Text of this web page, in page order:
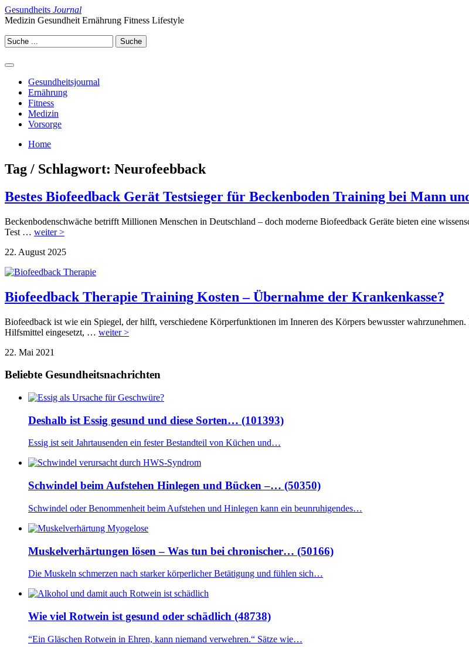
Gesundheits Journal
Medizin Gesundheit Ernährung Fitness Lifestyle
Gesundheitsjournal
Ernährung
Fitness
Medizin
Vorsorge
Home
Tag / Schlagwort: Neurofeebback
Bestes Biofeedback Gerät Testsieger für Beckenboden Training bei Mann
Beckenbodenschwäche betrifft Millionen Menschen in Deutschland – doch moderne Biofeedback Geräte bieten eine
Test … weiter >
22. August 2025
Biofeedback Therapie Training Kosten – Übernahme der Krankenkasse?
Biofeedback ist wie ein Spiegel, der hilft, verschiedene Körperfunktionen im Inneren des Körpers bewusster
Hilfsmittel eingesetzt, … weiter >
22. Mai 2021
Beliebte Gesundheitsnachrichten
Deshalb ist Essig gesund und diese Sorten… (101393)
Essig ist seit Jahrtausenden ein fester Bestandteil von Küchen und…
Schwindel beim Aufstehen Hinlegen und Bücken –… (50350)
Schwindel oder Benommenheit beim Aufstehen und Hinlegen kann ein beunruhigendes…
Muskelverhärtungen lösen – Was tun bei chronischer… (50166)
Die Muskeln schmerzen nach starker körperlicher Betätigung und fühlen sich…
Wie viel Rotwein ist gesund oder schädlich (48738)
“Ein Gläschen Rotwein in Ehren, kann niemand verwehren.“ Sätze wie…